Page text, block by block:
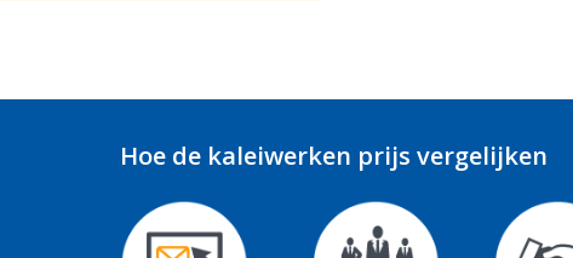
Hoe de kaleiwerken prijs vergelijken